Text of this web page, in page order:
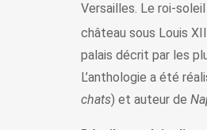
Versailles. Le roi-
château sous Louis
palais décrit par les
L’anthologie a été
chats) et auteur de